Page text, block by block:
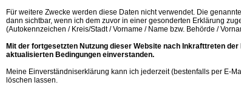
Für weitere Zwecke werden diese Daten nicht verwendet. Die
dann sichtbar, wenn ich dem zuvor in einer gesonderten Erklärung
(Autokennzeichen / Kreis/Stadt / Vorname / Name bzw. Behörde /
Mit der fortgesetzten Nutzung dieser Website nach Inkrafttreten
aktualisierten Bedingungen einverstanden.
Meine Einverständniserklärung kann ich jederzeit (bestenfalls per E-
löschen lassen.